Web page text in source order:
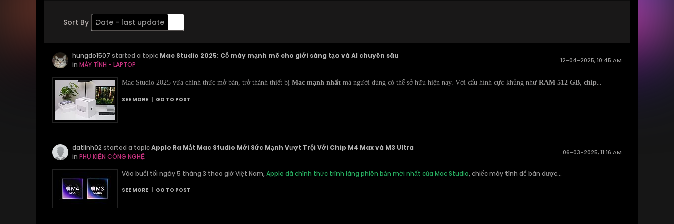
Sort By Date - last update
Order Descending
hungdo1507 started a topic Mac Studio 2025: Cỗ máy mạnh mẽ cho giới sáng tạo và AI chuyên sâu
in MÁY TÍNH - LAPTOP 12-04-2025, 10:45 AM
Mac Studio 2025 vừa chính thức mở bán, trở thành thiết bị Mac mạnh nhất mà người dùng có thể sở hữu hiện nay. Với cấu hình cực khủng như RAM 512 GB, chip...
SEE MORE GO TO POST
datlinh02 started a topicApple Ra Mắt Mac Studio Mới Sức Mạnh Vượt Trội Với Chip M4 Max và M3 Ultra
in PHỤ KIỆN CÔNG NGHỆ 06-03-2025, 11:16 AM
Vào buổi tối ngày 5 tháng 3 theo giờ Việt Nam,Apple đã chính thức trình làng phiên bản mới nhất của Mac Studio, chiếc máy tính để bàn được...
SEE MORE GO TO POST